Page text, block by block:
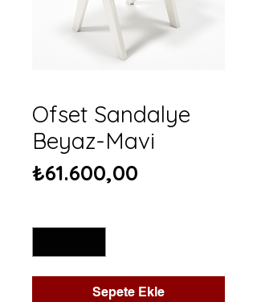
Ofset Sandalye
Beyaz-Mavi
₺61.600,00
Sepete Ekle